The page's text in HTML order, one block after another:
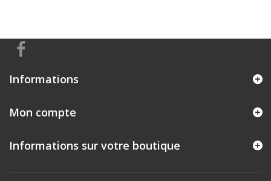
Informations
Mon compte
Informations sur votre boutique